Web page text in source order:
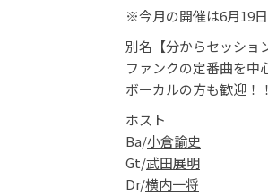
※今月の開催は6月19
別名【分からセッショ
ファンクの定番曲を
ボーカルの方も歓迎！！
ホスト
Ba/小倉諭史
Gt/武田展明
Dr/横内一将